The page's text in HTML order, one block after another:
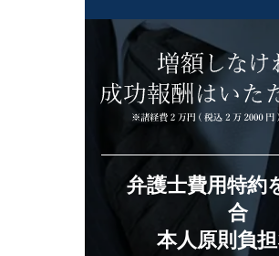
弁護士費用特約
合
本人原則負